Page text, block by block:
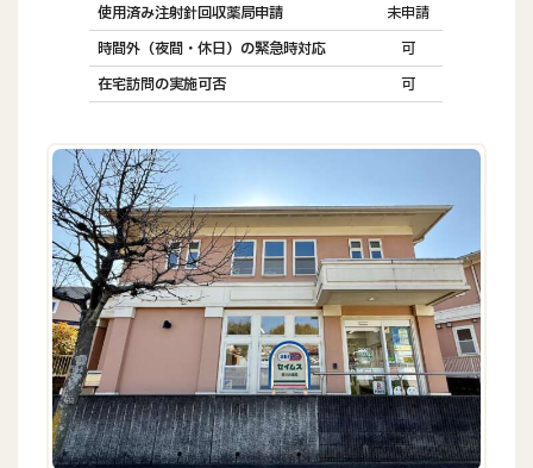
使用済み注射針回収薬局申請
未申請
時間外（夜間・休日）の緊急時対応
可
在宅訪問の実施可否
可